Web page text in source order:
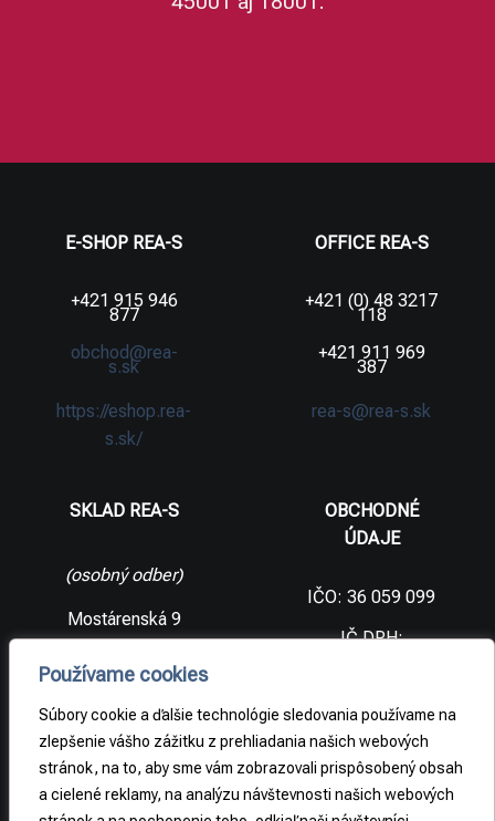
Používame cookies
Súbory cookie a ďalšie technológie sledovania používame na
zlepšenie vášho zážitku z prehliadania našich webových
stránok, na to, aby sme vám zobrazovali prispôsobený obsah
a cielené reklamy, na analýzu návštevnosti našich webových
E-SHOP REA-S
+421 915 946
877
obchod@rea-
s.sk
https://eshop.rea-
s.sk/
OFFICE REA-S
+421 (0) 48 3217
118
+421 911 969
387
rea-s@rea-s.sk
SKLAD REA-S
(osobný odber)
Mostárenská 9
republika
OBCHODNÉ
ÚDAJE
IČO: 36 059 099
IČ DPH:
2021733065
PRÁVNE
INFORMÁCIE